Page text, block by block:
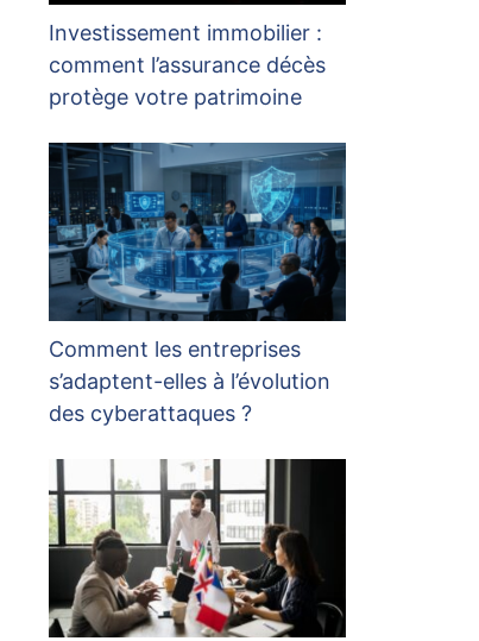
Investissement immobilier :
comment l’assurance décès
protège votre patrimoine
Comment les entreprises
s’adaptent-elles à l’évolution
des cyberattaques ?